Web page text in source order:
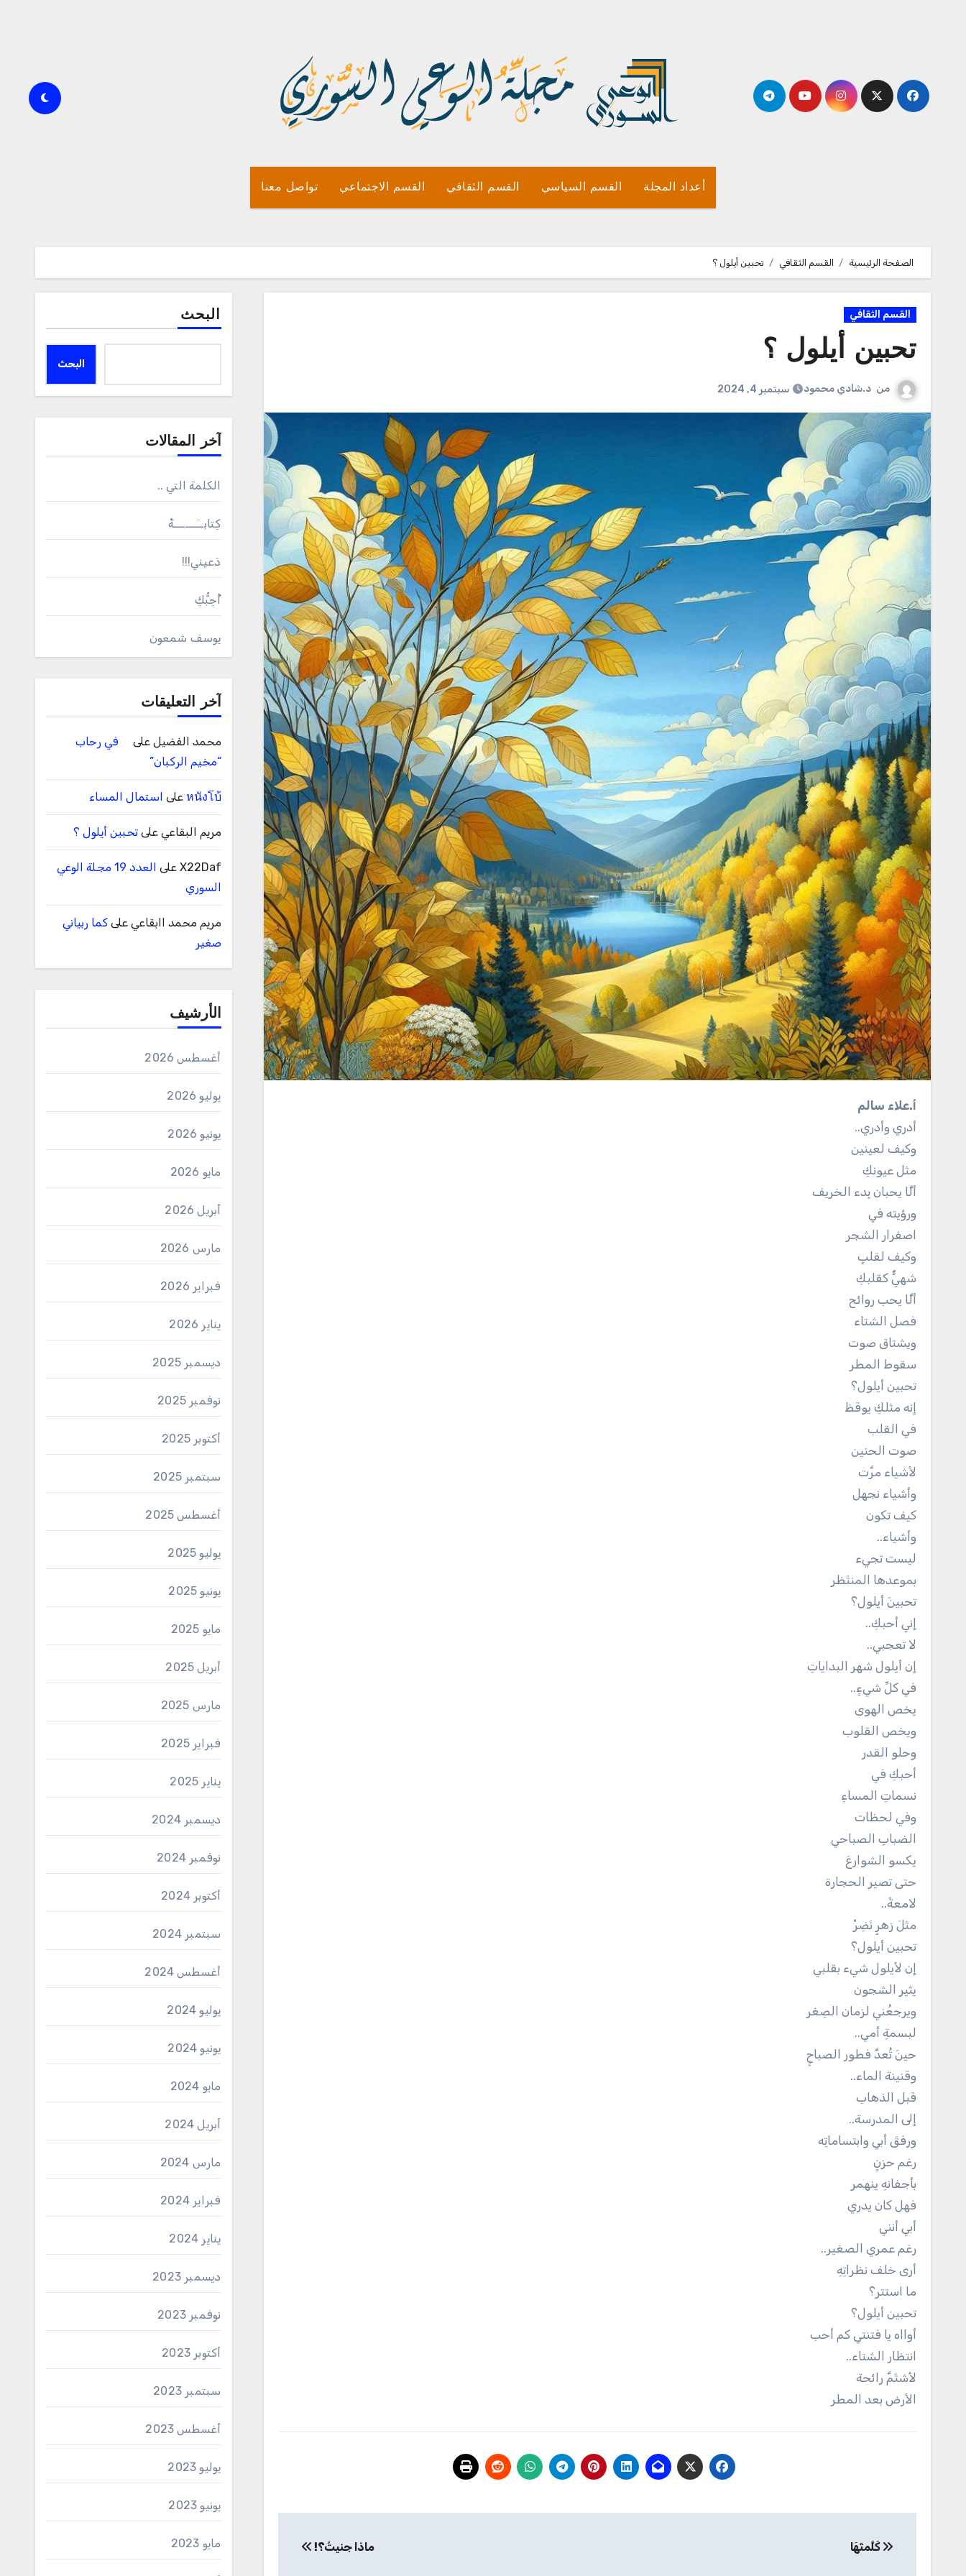
أعداد المجلة القسم السياسي القسم الثقافي القسم الاجتماعي تواصل معنا
الصفحة الرئيسية القسم الثقافي تحبين أيلول ؟
القسم الثقافي
تحبين أيلول ؟
من د.شادي محمود سبتمبر 4, 2024
أ.علاء سالم
أدري وأدري..
وكيف لعينين
مثل عيونكِ
ألَّا يحبان بِدء الخريف
ورؤيته في
اصفرار الشجر
وكيف لقلبٍ
شهيٌّ كقلبكِ
ألَّا يحب روائح
فصل الشتاء
ويشتاق صوت
سقوط المطر
تحبين أيلول؟
إنه مثلكِ يوقظ
في القلب
صوت الحنين
لأشياء مرَّت
وأشياء نجهل
كيف تكون
وأشياء..
ليست تجيء
بموعدها المنتَظر
تحبينَ أيلول؟
إني أحبكِ..
لا تعجبي..
إن أيلول شهر البداياتِ
في كلِّ شيءٍ..
يخص الهوى
ويخص القلوب
وحلو القدر
أحبكِ في
نسماتِ المساءِ
وفي لحظات
الضبابِ الصباحي
يكسو الشوارعَ
حتى تصير الحجارة
لامعةً..
مثلَ زهرٍ نَضِرْ
تحبين أيلول؟
إن لأيلول شيء بقلبي
يثير الشجون
‏ويرجعُني لزمان الصِغر
لبسمةِ أمي..
حينَ تُعدَّ فطور الصباحِِ
وقنينة الماء..
قبل الذهاب
إلى المدرسة..
ورفقَ أبي وابتساماتِه
رغم حزنٍ
بأجفانهِ ينهمر
فهل كان يدري
أبي أنني
رغم عمري الصغير..
أرى خلف نظراتِهِ
ما استتر؟
تحبين أيلول؟
أوااه يا فتنتي كم أحب
انتظار الشتاء..
لأشتَمَّ رائحة
الأرض بعد المطر
المقالات
كَلَّمتَهَا ماذا جنيتُ؟!
البحث
البحث
آخر المقالات
الكلمة التي ..
كِتابــَــــــةْ
دَعيني!!!
أُحِبُّكِ
يوسف شمعون
آخر التعليقات
محمد الفضيل على
في رحاب
“مخيم الركبان”
หนังโบ้ على استمال المساء
مريم البقاعي علىتحبين أيلول ؟
X22Daf على
العدد 19 مجلة الوعي
السوري
مريم محمد اابقاعي علىكما ربياني
صغير
الأرشيف
أغسطس 2026
يوليو 2026
يونيو 2026
مايو 2026
أبريل 2026
مارس 2026
فبراير 2026
يناير 2026
ديسمبر 2025
نوفمبر 2025
أكتوبر 2025
سبتمبر 2025
أغسطس 2025
يوليو 2025
يونيو 2025
مايو 2025
أبريل 2025
مارس 2025
فبراير 2025
يناير 2025
ديسمبر 2024
نوفمبر 2024
أكتوبر 2024
سبتمبر 2024
أغسطس 2024
يوليو 2024
يونيو 2024
مايو 2024
أبريل 2024
مارس 2024
فبراير 2024
يناير 2024
ديسمبر 2023
نوفمبر 2023
أكتوبر 2023
سبتمبر 2023
أغسطس 2023
يوليو 2023
يونيو 2023
مايو 2023